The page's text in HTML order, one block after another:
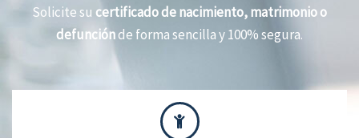
Solicite su certificado de nacimiento, matrimonio o
defunciónde forma sencilla y 100% segura.